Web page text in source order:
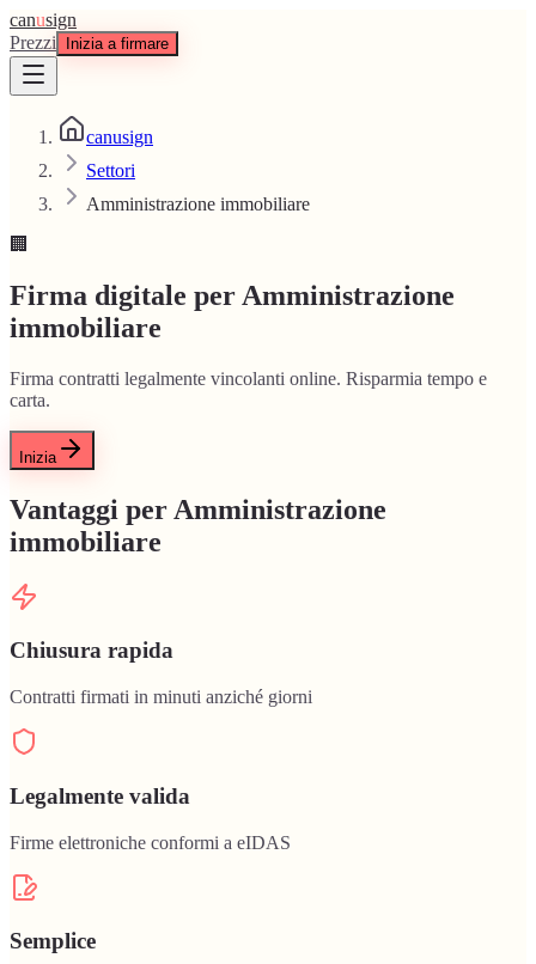
canusign
Prezzi
Inizia a firmare
canusign
Settori
Amministrazione immobiliare
🏢
Firma digitale per Amministrazione
immobiliare
Firma contratti legalmente vincolanti online. Risparmia tempo e
carta.
Inizia
Vantaggi per Amministrazione
immobiliare
Chiusura rapida
Contratti firmati in minuti anziché giorni
Legalmente valida
Firme elettroniche conformi a eIDAS
Semplice